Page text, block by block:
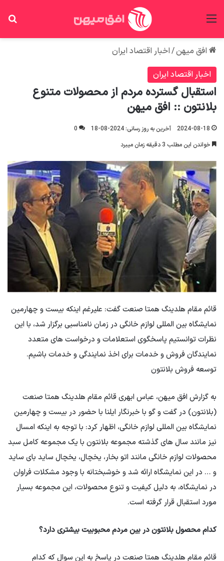
افق میهن/اخبار اقتصاد ایران
اخبار اقتصاد ایران
​استقبال گسترده مردم از محصولات متنوع
بلانتون :: افق میهن
2024-08-18 آخرین به روز رسانی: 2024-08-18
0
خواندن این مطلب 3 دقیقه زمان میبرد
قائم مقام هلدینگ همتا صنعت گفت: علیرغم اینکه بیست و چهارمین
نمایشگاه بین المللی لوازم خانگی در زمان نامناسبی برگزار شد، با این
نظرات توانستیم پاسخگوی استعلامات و درخواست های متعدد
نمایندگان فروش و خدمات برای اخذ نمایندگی و خدمات باشیم.
توسعه فروش بلانتون
به گزارش افق میهن، عباس ابهری قائم مقام هلدینگ همتا صنعت
(بلانتون) در گفت و گو با خبرنگار ایلنا با حضور در بیست و چهارمین
نمایشگاه بین المللی لوازم خانگی، اظهار کرد: با توجه به اینکه امسال
نیز مانند سال های گذشته مجموعه بلانتون با یک مجموعه کامل سبد
محصولات لوازم خانگی مانند اتو بخار، یخچال، یخچال ساید بای ساید
و … در این نمایشگاه ارائه شد و خوشبختانه با وجود مشکلات فراوان
در نمایشگاه، به دلیل کیفیت و تنوع محصولات، این مجموعه بسیار
مورد استقبال قرار گرفته است.
کدام محصول بلانتون در بین مردم محبوبیت بیشتری دارد؟
قائم مقام هلدینگ همتا صنعت در پاسخ به این سوال که کدام